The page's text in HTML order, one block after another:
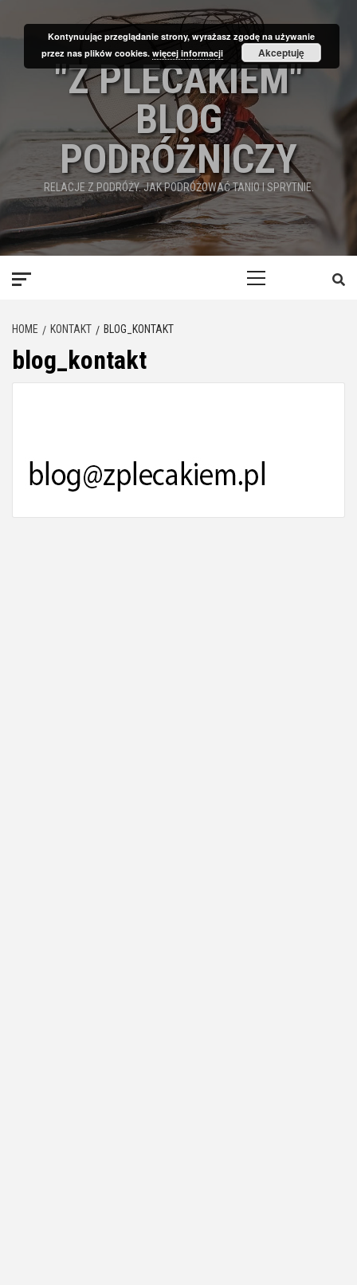
"Z PLECAKIEM"
BLOG
PODRÓŻNICZY
RELACJE Z PODRÓŻY. JAK PODRÓŻOWAĆ TANIO I SPRYTNIE.
HOME KONTAKT BLOG_KONTAKT
blog_kontakt
Kontynuując przeglądanie strony, wyrażasz zgodę na używanie
przez nas plików cookies.więcej informacji Akceptuję